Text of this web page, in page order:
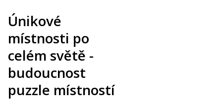
Únikové
místnosti po
celém světě -
budoucnost
puzzle místností